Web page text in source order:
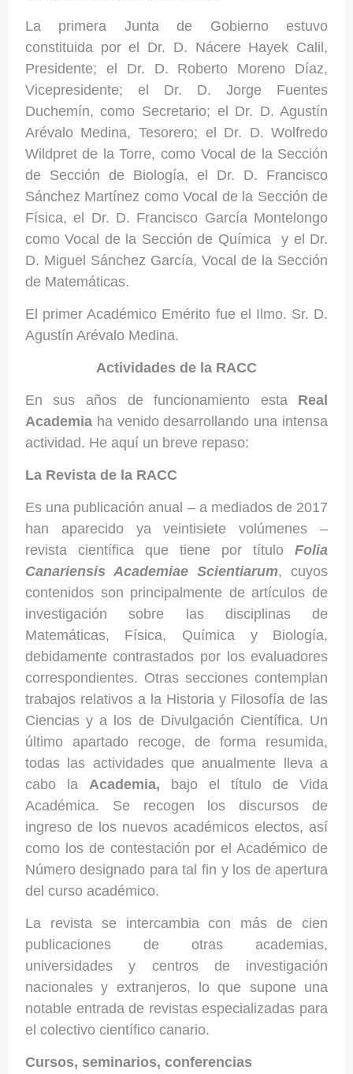
La primera Junta de Gobierno estuvo
constituida por el Dr. D. Nácere Hayek Calil,
Presidente; el Dr. D. Roberto Moreno Díaz,
Vicepresidente; el Dr. D. Jorge Fuentes
Duchemín, como Secretario; el Dr. D. Agustín
Arévalo Medina, Tesorero; el Dr. D. Wolfredo
Wildpret de la Torre, como Vocal de la Sección
de Sección de Biología, el Dr. D. Francisco
Sánchez Martínez como Vocal de la Sección de
Física, el Dr. D. Francisco García Montelongo
como Vocal de la Sección de Química y el Dr.
D. Miguel Sánchez García, Vocal de la Sección
de Matemáticas.
El primer Académico Emérito fue el Ilmo. Sr. D.
Agustín Arévalo Medina.
Actividades de la RACC
En sus años de funcionamiento esta Real
Academiaha venido desarrollando una intensa
actividad. He aquí un breve repaso:
La Revista de la RACC
Es una publicación anual – a mediados de 2017
han aparecido ya veintisiete volúmenes –
revista científica que tiene por títuloFolia
Canariensis Academiae Scientiarum, cuyos
contenidos son principalmente de artículos de
investigación sobre las disciplinas de
Matemáticas, Física, Química y Biología,
debidamente contrastados por los evaluadores
correspondientes. Otras secciones contemplan
trabajos relativos a la Historia y Filosofía de las
Ciencias y a los de Divulgación Científica. Un
último apartado recoge, de forma resumida,
todas las actividades que anualmente lleva a
cabo la Academia, bajo el título de Vida
Académica. Se recogen los discursos de
ingreso de los nuevos académicos electos, así
como los de contestación por el Académico de
Número designado para tal fin y los de apertura
del curso académico.
La revista se intercambia con más de cien
publicaciones de otras academias,
universidades y centros de investigación
nacionales y extranjeros, lo que supone una
notable entrada de revistas especializadas para
el colectivo científico canario.
Cursos, seminarios, conferencias